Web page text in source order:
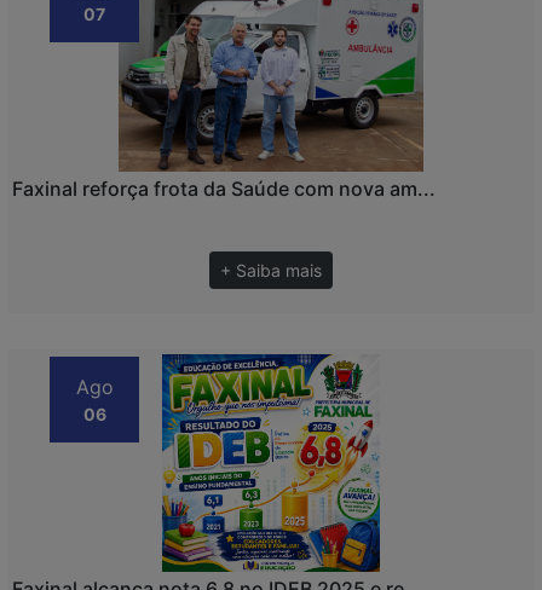
07
Faxinal reforça frota da Saúde com nova am...
+ Saiba mais
Ago
06